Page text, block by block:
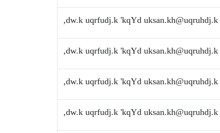
,dw.k uqrfudj.k 'kqYd uksan.kh@uqruhdj.k
,dw.k uqrfudj.k 'kqYd uksan.kh@uqruhdj.k
,dw.k uqrfudj.k 'kqYd uksan.kh@uqruhdj.k
,dw.k uqrfudj.k 'kqYd uksan.kh@uqruhdj.k